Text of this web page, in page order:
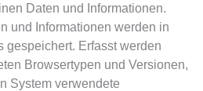
Daten und Informationen.
und Informationen werden in
gespeichert. Erfasst werden
Browsertypen und Versionen,
System verwendete